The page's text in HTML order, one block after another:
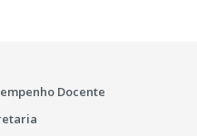
Docente